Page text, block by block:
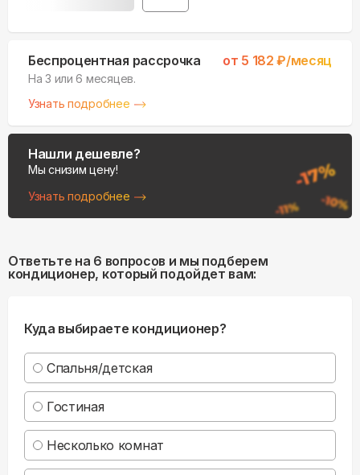
Беспроцентная рассрочка от 5 182 ₽/месяц
На 3 или 6 месяцев.
Узнать подробнее
Нашли дешевле?
Мы снизим цену!
Узнать подробнее
Ответьте на 6 вопросов и мы подберем
кондиционер, который подойдет вам:
Куда выбираете кондиционер?
Спальня/детская
Гостиная
Несколько комнат